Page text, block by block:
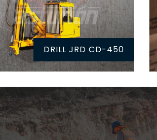
DRILL JRD CD-450